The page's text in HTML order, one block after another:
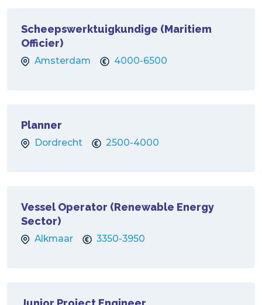
Scheepswerktuigkundige (Maritiem
Officier)
Amsterdam 4000-6500
Planner
Dordrecht 2500-4000
Vessel Operator (Renewable Energy
Sector)
Alkmaar 3350-3950